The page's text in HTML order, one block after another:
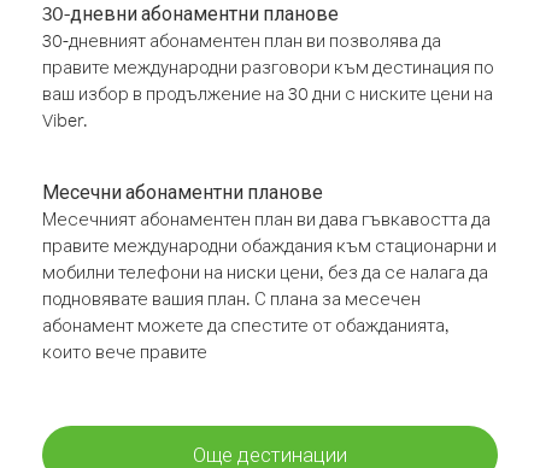
30-дневни абонаментни планове
30-дневният абонаментен план ви позволява да
правите международни разговори към дестинация по
ваш избор в продължение на 30 дни с ниските цени на
Viber.
Месечни абонаментни планове
Месечният абонаментен план ви дава гъвкавостта да
правите международни обаждания към стационарни и
мобилни телефони на ниски цени, без да се налага да
подновявате вашия план. С плана за месечен
абонамент можете да спестите от обажданията,
които вече правите
Още дестинации